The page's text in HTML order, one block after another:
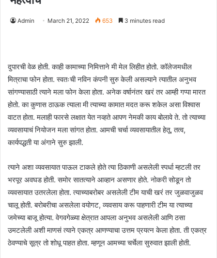
Admin March 21, 2022 653 3 minutes read
दुपारची वेळ होती. काही कामाच्या निमित्ताने मी मेल लिहीत होतो. कॉलेजमधील
मित्राचा फोन होता. स्वतःची नविन कंपनी सुरु केली असल्याने त्यातील अनुभव
सांगण्यासाठी त्याने मला फोन केला होता. अनेक वर्षानंतर खरं तर आम्ही गप्पा मारत
होतो. का कुणास ठाऊक त्याला मी त्याच्या कामात मदत करू शकेल असा विश्वास
वाटत होता. मलाही फारसे लक्षात येत नव्हते आपण नेमकी काय बोलावे ते. तो त्याच्या
व्यवसायाचं नियोजन मला सांगत होता. आमची चर्चा व्यवसायातील हेतू, तत्व,
कार्यपद्धती या अंगाने सुरु झाली.
त्याने अशा व्यवसायात पाऊल टाकले होते त्या ठिकाणी असलेली स्पर्धा म्हटली तर
भरपूर अवघड होती. समोर सातत्याने आव्हान असणार होते. नोकरी सोडून तो
व्यवसायात उतरलेला होता. त्याच्याबरोबर असलेली टीम याची खरं तर जुळवाजुळव
चालू होती. बरोबरीचा असलेला वयोगट, व्यवसाय करू पाहणारी टीम या त्याच्या
जमेच्या बाजू होत्या. वेगवगेळ्या क्षेत्रात आपला अनुभव असलेली आणि ठसा
उमटलेली अशी माणसं त्याने एकत्र आणण्याचा उत्तम प्रयत्न केला होता. ती एकत्र
ठेवण्याचे सूत्र तो शोधू पाहत होता. म्हणून आमच्या चर्चेला सुरुवात झाली होती.